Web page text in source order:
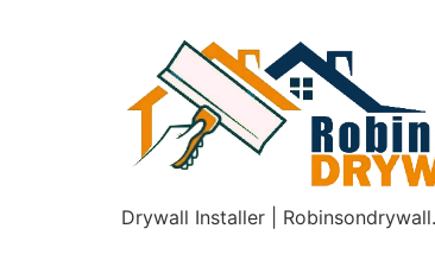
Drywall Installer |